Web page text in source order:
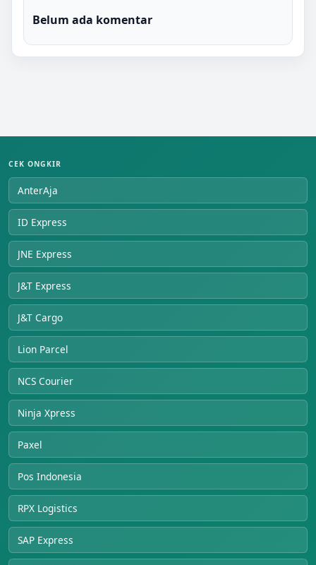
Belum ada komentar
CEK ONGKIR
AnterAja
ID Express
JNE Express
J&T Express
J&T Cargo
Lion Parcel
NCS Courier
Ninja Xpress
Paxel
Pos Indonesia
RPX Logistics
SAP Express